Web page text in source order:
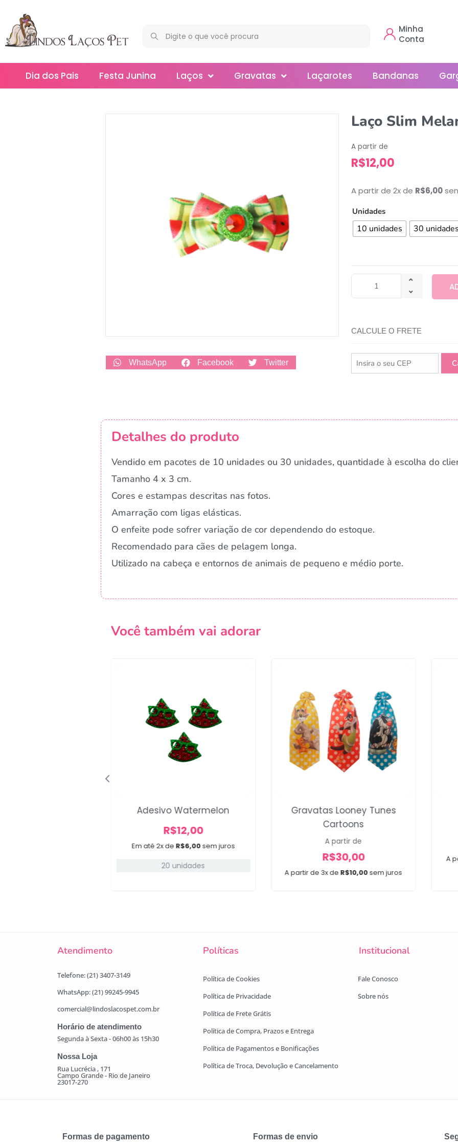
Minha
Conta
Dia dos Pais Festa Junina Laços
Slim
Splash
Gravatas Laçarotes Bandanas
WhatsApp Facebook Twitter
Laço Slim
A partir de
R$12,00
A partir de 2x de R$6,00
Unidades
10 unidades 30
CALCULE O FRETE
Detalhes do produto
Vendido em pacotes de 10 unidades ou 30 unidades, quantidade à escolha do
Tamanho 4 x 3 cm.
Cores e estampas descritas nas fotos.
Amarração com ligas elásticas.
O enfeite pode sofrer variação de cor dependendo do estoque.
Recomendado para cães de pelagem longa.
Utilizado na cabeça e entornos de animais de pequeno e médio porte.
Você também vai adorar
Em até 2x de R$6,00sem juros
Adesivo Watermelon
R$12,00
20 unidades
A partir de 3x de R$10,00sem juros
Gravatas Looney Tunes
Cartoons
A partir de
R$30,00 A
Atendimento Políticas Institucional
Telefone: (21) 3407-3149
WhatsApp: (21) 99245-9945
comercial@lindoslacospet.com.br
Horário de atendimento
Segunda à Sexta - 06h00 às 15h30
Nossa Loja
Rua Lucrécia , 171
Campo Grande - Rio de Janeiro
23017-270
Política de Cookies
Política de Privacidade
Política de Frete Grátis
Política de Compra, Prazos e Entrega
Política de Pagamentos e Bonificações
Política de Troca, Devolução e Cancelamento
Fale Conosco
Sobre nós
Formas de pagamento Formas de envio
Campanha lançada com sucesso!